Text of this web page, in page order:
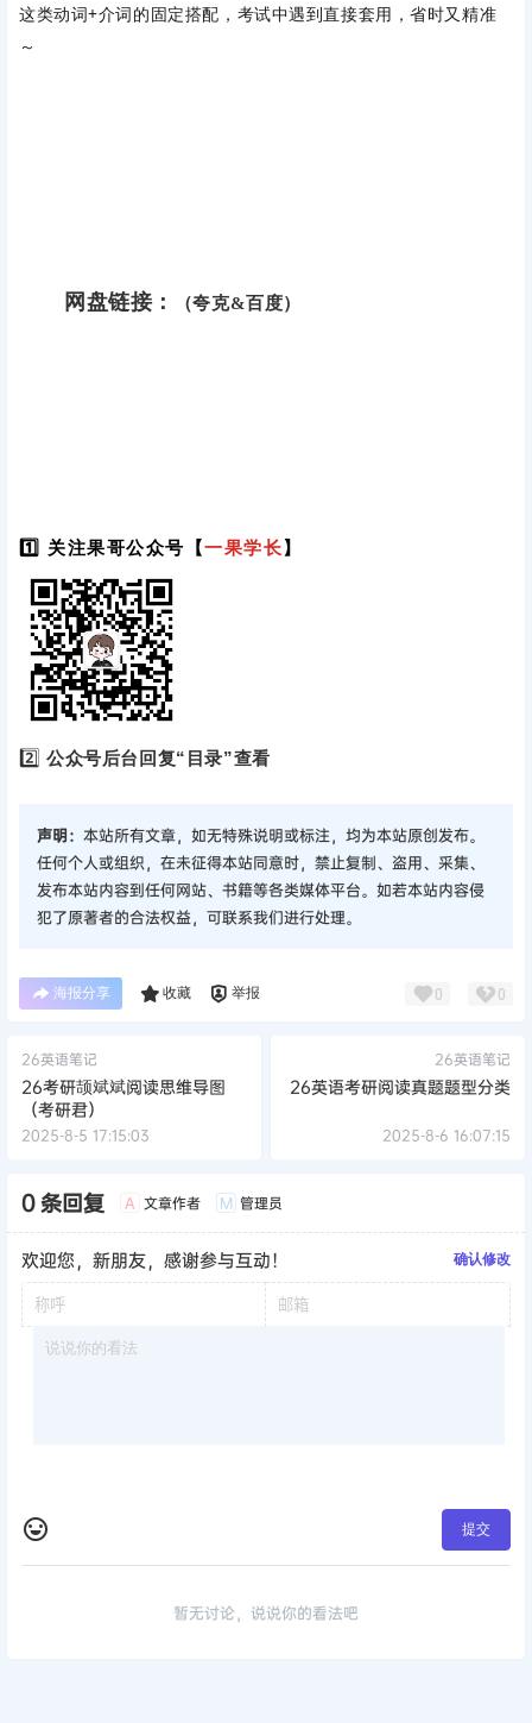
这类动词+介词的固定搭配，考试中遇到直接套用，省时又精准
～
网盘链接： （夸克&百度）
1️⃣ 关注果哥公众号【一果学长】
2️⃣公众号后台回复“目录”查看
声明： 本站所有文章，如无特殊说明或标注，均为本站原创发布。
任何个人或组织，在未征得本站同意时，禁止复制、盗用、采集、
发布本站内容到任何网站、书籍等各类媒体平台。如若本站内容侵
犯了原著者的合法权益，可联系我们进行处理。
海报分享 收藏 举报 0 0
26英语笔记
26考研颉斌斌阅读思维导图
（考研君）
2025-8-5 17:15:03
26英语笔记
26英语考研阅读真题题型分类
2025-8-6 16:07:15
0 条回复 A 文章作者 M 管理员
欢迎您，新朋友，感谢参与互动！ 确认修改
提交
暂无讨论，说说你的看法吧